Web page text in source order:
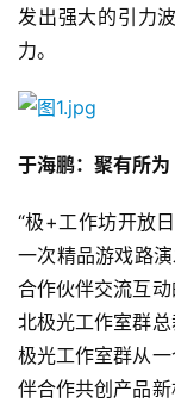
发出强大的引力
力。
于海鹏：聚有所
“极+工作坊开放
一次精品游戏路
合作伙伴交流互
北极光工作室群
极光工作室群从
伴合作共创产品